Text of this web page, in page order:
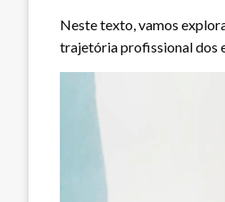
Neste texto, vamos
trajetória profissional dos